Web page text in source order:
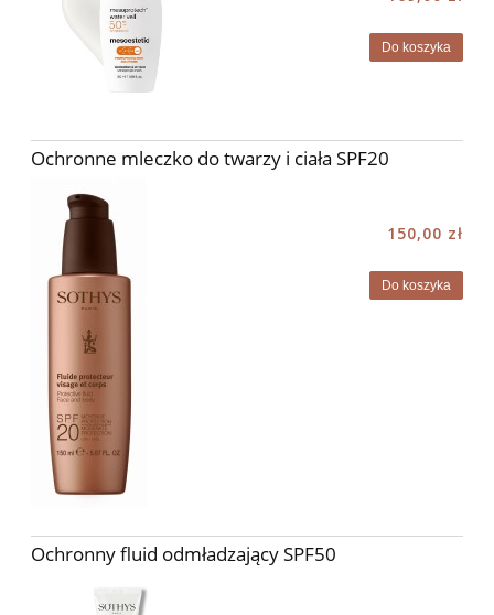
Do koszyka
Ochronne mleczko do twarzy i ciała SPF20
150,00 zł
Do koszyka
Ochronny fluid odmładzający SPF50